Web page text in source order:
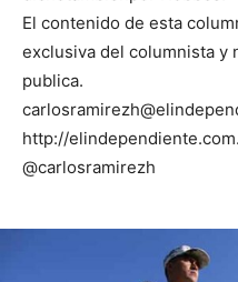
El contenido de esta
exclusiva del columnista y
publica.
http://
@carlosramirezh